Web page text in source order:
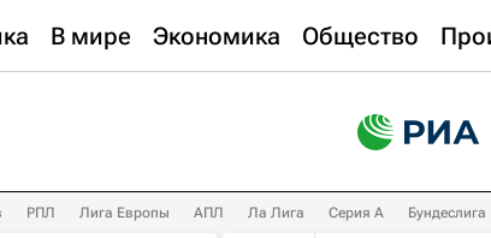
В мире Экономика Общество
РПЛ Лига Европы АПЛ Ла Лига Серия А Бундеслига